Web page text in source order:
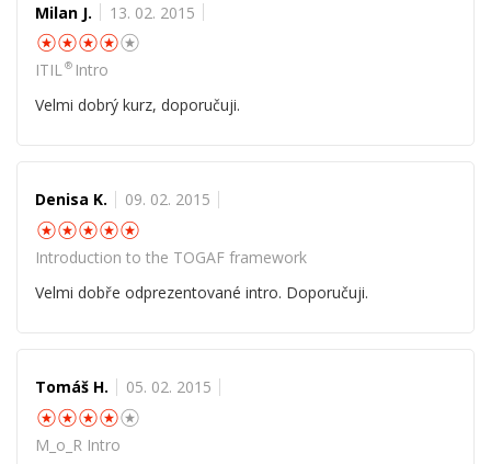
Milan J. 13. 02. 2015
☆☆☆☆
ITIL®Intro
Velmi dobrý kurz, doporučuji.
Denisa K. 09. 02. 2015
☆☆☆☆
Introduction to the TOGAF framework
Velmi dobře odprezentované intro. Doporučuji.
Tomáš H. 05. 02. 2015
☆☆☆☆
M_o_R Intro